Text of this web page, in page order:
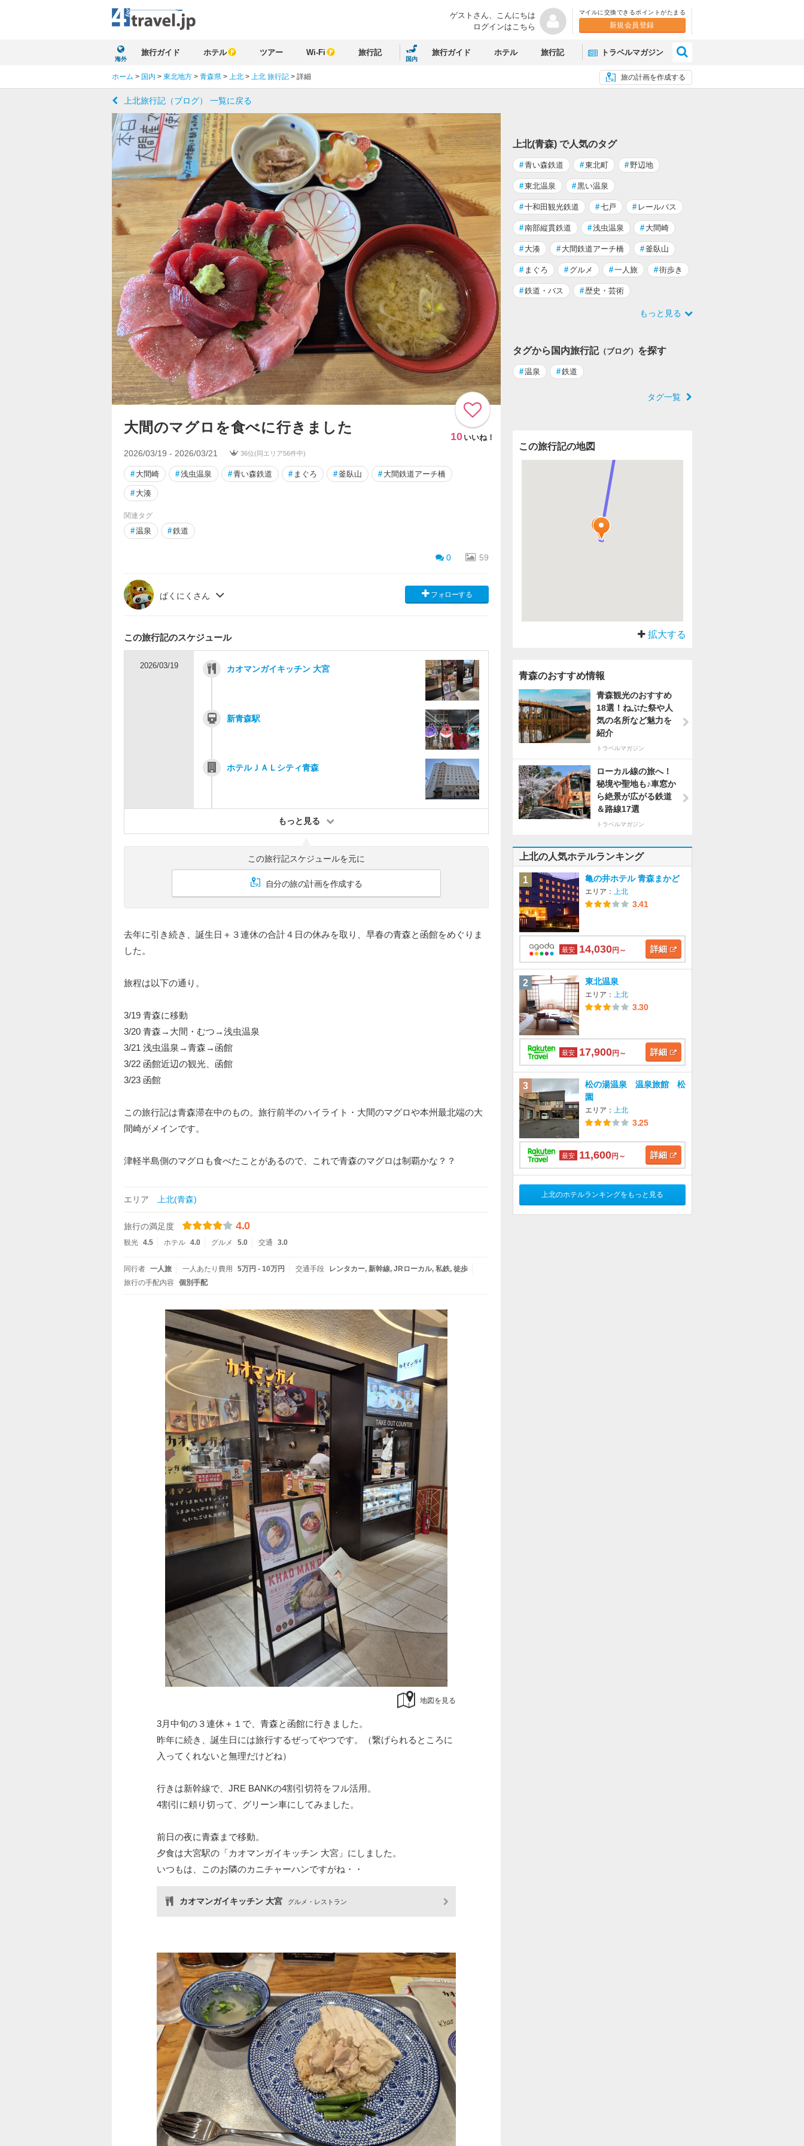
ゲストさん、 こんにちは
ログインはこちら
マイルに交換できるポイントがたまる
新規会員登録
海外
旅行ガイド ホテル ツアー Wi-Fi 旅行記
国内
旅行ガイド ホテル 旅行記 トラベルマガジン
旅の計画を作成する
ホーム > 国内 > 東北地方 > 青森県 > 上北 > 上北 旅行記 > 詳細
上北旅行記（ブログ） 一覧に戻る
大間のマグロを食べに行きました
10 いいね！
2026/03/19 - 2026/03/21 36位(同エリア56件中)
# 大間崎 #浅虫温泉 #青い森鉄道 # まぐろ #釜臥山 # 大間鉄道アーチ橋
# 大湊
関連タグ
#温泉 #鉄道
0 59
ぱくにくさん フォローする
この旅行記のスケジュール
2026/03/19 カオマンガイキッチン 大宮
新青森駅
ホテルＪＡＬシティ青森
もっと見る
この旅行記スケジュールを元に
自分の旅の計画を作成する
去年に引き続き、誕生日＋３連休の合計４日の休みを取り、早春の青森と函館をめぐりま
した。
旅程は以下の通り。
3/19 青森に移動
3/20 青森→大間・むつ→浅虫温泉
3/21 浅虫温泉→青森→函館
3/22 函館近辺の観光、函館
3/23 函館
この旅行記は青森滞在中のもの。旅行前半のハイライト・大間のマグロや本州最北端の大
間崎がメインです。
津軽半島側のマグロも食べたことがあるので、これで青森のマグロは制覇かな？？
エリア 上北(青森)
旅行の満足度 4.0
観光 4.5 ホテル 4.0 グルメ 5.0 交通 3.0
同行者 一人旅 一人あたり費用 5万円 - 10万円 交通手段 レンタカー 新幹線 JRローカル 私鉄 徒歩
旅行の手配内容
個別手配
地図を見る
3月中旬の３連休＋１で、青森と函館に行きました。
昨年に続き、誕生日には旅行するぜってやつです。（繋げられるところに
入ってくれないと無理だけどね）
行きは新幹線で、JRE BANKの4割引切符をフル活用。
4割引に頼り切って、グリーン車にしてみました。
前日の夜に青森まで移動。
夕食は大宮駅の「カオマンガイキッチン 大宮」にしました。
いつもは、このお隣のカニチャーハンですがね・・
カオマンガイキッチン 大宮 グルメ・レストラン
上北(青森) で人気のタグ
#青い森鉄道 #東北町 #野辺地
#東北温泉 #黒い温泉
#十和田観光鉄道 #七戸 # レールバス
#南部縦貫鉄道 #浅虫温泉 # 大間崎
# 大湊 # 大間鉄道アーチ橋 #釜臥山
# まぐろ # グルメ #一人旅 #街歩き
#鉄道・バス # 歴史・芸術
もっと見る
タグから国内旅行記（ブログ） を探す
#温泉 #鉄道
タグ一覧
この旅行記の地図
拡大する
青森のおすすめ情報
青森観光のおすすめ
18選！ねぶた祭や人
気の名所など魅力を
紹介
トラベルマガジン
ローカル線の旅へ！
秘境や聖地も♪車窓か
ら絶景が広がる鉄道
＆路線17選
トラベルマガジン
上北の人気ホテルランキング
1 亀の井ホテル 青森まかど
エリア： 上北
3.41
最安 14,030円～ 詳細
2 東北温泉
エリア： 上北
3.30
最安 17,900円～ 詳細
3
松の湯温泉 温泉旅館 松
園
エリア： 上北
3.25
最安 11,600円～ 詳細
上北のホテルランキングをもっと見る